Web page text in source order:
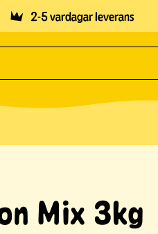
2-5 vardagar leverans
Mix 3kg